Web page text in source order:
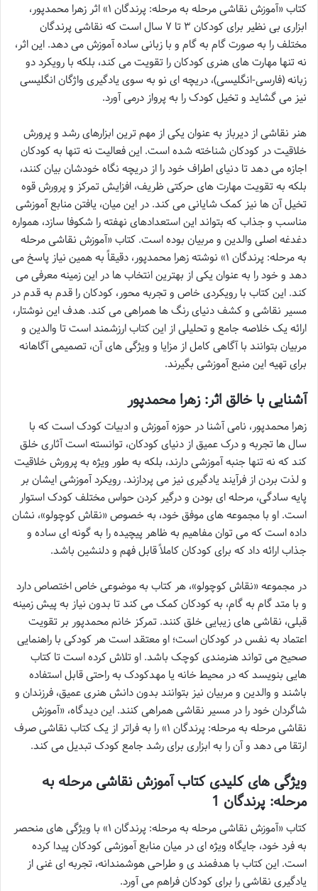
کتاب «آموزش نقاشی مرحله به مرحله: پرندگان ۱» اثر زهرا محمدپور،
ابزاری بی نظیر برای کودکان ۳ تا ۷ سال است که نقاشی پرندگان
مختلف را به صورت گام به گام و با زبانی ساده آموزش می دهد. این اثر،
نه تنها مهارت های هنری کودکان را تقویت می کند، بلکه با رویکرد دو
زبانه (فارسی-انگلیسی)، دریچه ای نو به سوی یادگیری واژگان انگلیسی
نیز می گشاید و تخیل کودک را به پرواز درمی آورد.
هنر نقاشی از دیرباز به عنوان یکی از مهم ترین ابزارهای رشد و پرورش
خلاقیت در کودکان شناخته شده است. این فعالیت نه تنها به کودکان
اجازه می دهد تا دنیای اطراف خود را از دریچه نگاه خودشان بیان کنند،
بلکه به تقویت مهارت های حرکتی ظریف، افزایش تمرکز و پرورش قوه
تخیل آن ها نیز کمک شایانی می کند. در این میان، یافتن منابع آموزشی
مناسب و جذاب که بتواند این استعدادهای نهفته را شکوفا سازد، همواره
دغدغه اصلی والدین و مربیان بوده است. کتاب «آموزش نقاشی مرحله
به مرحله: پرندگان ۱» نوشته زهرا محمدپور، دقیقاً به همین نیاز پاسخ می
دهد و خود را به عنوان یکی از بهترین انتخاب ها در این زمینه معرفی می
کند. این کتاب با رویکردی خاص و تجربه محور، کودکان را قدم به قدم در
مسیر نقاشی و کشف دنیای رنگ ها همراهی می کند. هدف این نوشتار،
ارائه یک خلاصه جامع و تحلیلی از این کتاب ارزشمند است تا والدین و
مربیان بتوانند با آگاهی کامل از مزایا و ویژگی های آن، تصمیمی آگاهانه
برای تهیه این منبع آموزشی بگیرند.
آشنایی با خالق اثر: زهرا محمدپور
زهرا محمدپور، نامی آشنا در حوزه آموزش و ادبیات کودک است که با
سال ها تجربه و درک عمیق از دنیای کودکان، توانسته است آثاری خلق
کند که نه تنها جنبه آموزشی دارند، بلکه به طور ویژه به پرورش خلاقیت
و لذت بردن از فرآیند یادگیری نیز می پردازند. رویکرد آموزشی ایشان بر
پایه سادگی، مرحله ای بودن و درگیر کردن حواس مختلف کودک استوار
است. او با مجموعه های موفق خود، به خصوص «نقاش کوچولو»، نشان
داده است که می توان مفاهیم به ظاهر پیچیده را به گونه ای ساده و
جذاب ارائه داد که برای کودکان کاملاً قابل فهم و دلنشین باشد.
در مجموعه «نقاش کوچولو»، هر کتاب به موضوعی خاص اختصاص دارد
و با متد گام به گام، به کودکان کمک می کند تا بدون نیاز به پیش زمینه
قبلی، نقاشی های زیبایی خلق کنند. تمرکز خانم محمدپور بر تقویت
اعتماد به نفس در کودکان است؛ او معتقد است هر کودکی با راهنمایی
صحیح می تواند هنرمندی کوچک باشد. او تلاش کرده است تا کتاب
هایی بنویسد که در محیط خانه یا مهدکودک به راحتی قابل استفاده
باشند و والدین و مربیان نیز بتوانند بدون دانش هنری عمیق، فرزندان و
شاگردان خود را در مسیر نقاشی همراهی کنند. این دیدگاه، «آموزش
نقاشی مرحله به مرحله: پرندگان ۱» را به فراتر از یک کتاب نقاشی صرف
ارتقا می دهد و آن را به ابزاری برای رشد جامع کودک تبدیل می کند.
ویژگی های کلیدی کتاب آموزش نقاشی مرحله به
مرحله: پرندگان 1
کتاب «آموزش نقاشی مرحله به مرحله: پرندگان ۱» با ویژگی های منحصر
به فرد خود، جایگاه ویژه ای در میان منابع آموزشی کودکان پیدا کرده
است. این کتاب با هدفمند ی و طراحی هوشمندانه، تجربه ای غنی از
یادگیری نقاشی را برای کودکان فراهم می آورد.